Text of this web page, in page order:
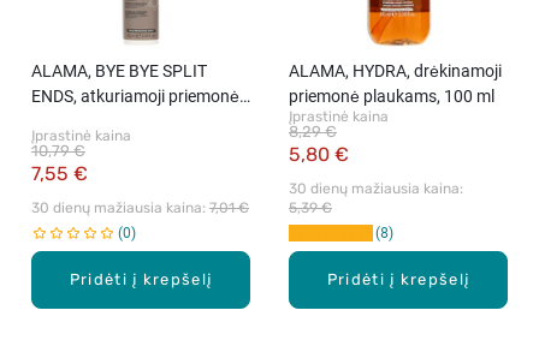
Pridėti į krepšelį
ALAMA, BYE BYE SPLIT
ENDS, atkuriamoji priemonė,
Įprastinė kaina
7,55 €
10,79 €
30 dienų mažiausia kaina: 7,01 €
0
Pridėti į krepšelį
ALAMA, HYDRA, drėkinamoji
priemonė plaukams, 100 ml
Įprastinė kaina
5,80 €
8,29 €
30 dienų mažiausia kaina:
5,39 €
8